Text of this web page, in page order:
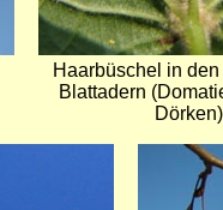
Haarbüschel in
Blattadern
Dörken)